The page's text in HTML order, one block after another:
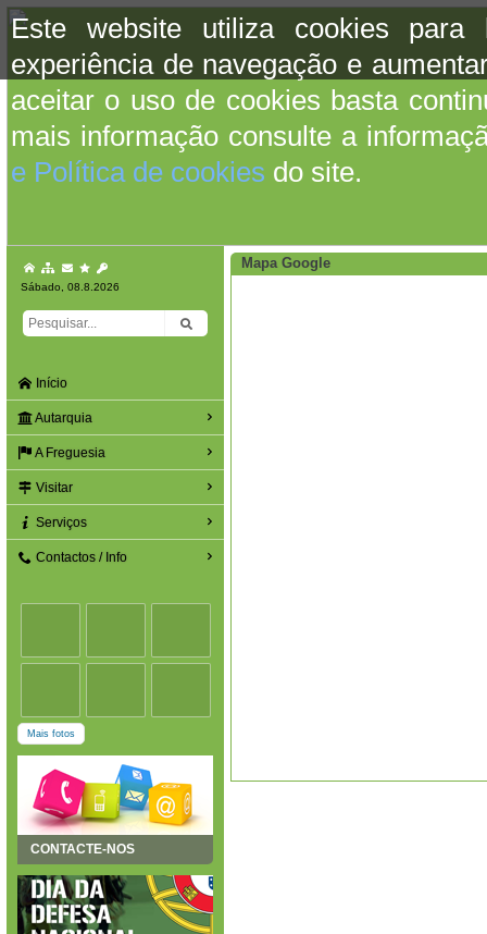
Este website utiliza cookies para
experiência de navegação e
aceitar o uso de cookies basta
mais informação consulte a
e Política de cookies do site.
Sábado, 08.8.2026
Início
Autarquia
A Freguesia
Visitar
Serviços
Contactos / Info
Mais fotos
CONTACTE-NOS
Mapa Google